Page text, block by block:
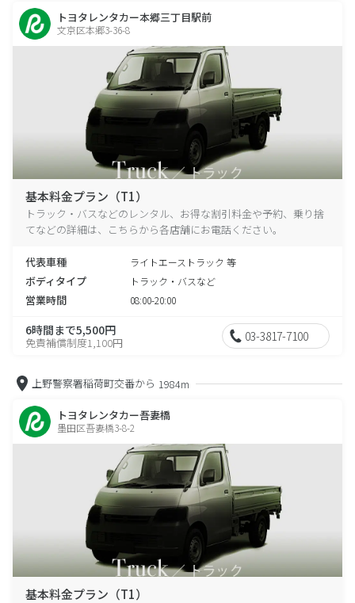
トヨタレンタカー本郷三丁目駅前
文京区本郷3-36-8
基本料金プラン（T1）
トラック・バスなどのレンタル、お得な割引料金や予約、乗り捨
てなどの詳細は、こちらから各店舗にお電話ください。
代表車種 ライトエーストラック 等
ボディタイプ トラック・バスなど
営業時間 08:00-20:00
6時間まで5,500円
免責補償制度1,100円 03-3817-7100
上野警察署稲荷町交番から 1984m
トヨタレンタカー吾妻橋
墨田区吾妻橋3-8-2
基本料金プラン（T1）